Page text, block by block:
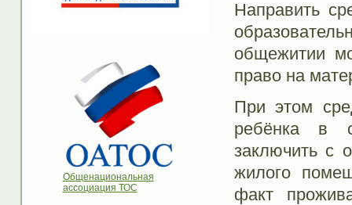
Общенациональная
ассоциация ТОС
Направить
общежитии
право на
При этом
ребёнка в
заключить с
жилого
факт